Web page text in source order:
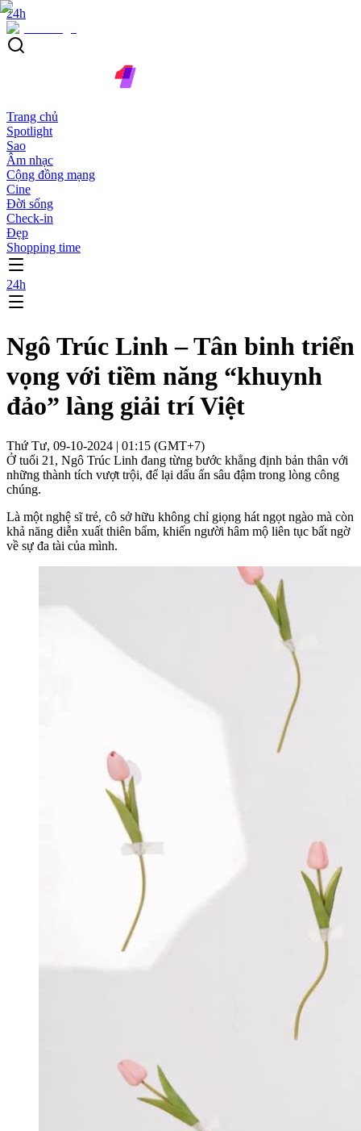
24h
Trang chủ
Spotlight
Sao
Âm nhạc
Cộng đồng mạng
Cine
Đời sống
Check-in
Đẹp
Shopping time
24h
Ngô Trúc Linh – Tân binh triển
vọng với tiềm năng “khuynh
đảo” làng giải trí Việt
Thứ Tư, 09-10-2024 | 01:15 (GMT+7)
Ở tuổi 21, Ngô Trúc Linh đang từng bước khẳng định bản thân với
những thành tích vượt trội, để lại dấu ấn sâu đậm trong lòng công
chúng.
Là một nghệ sĩ trẻ, cô sở hữu không chỉ giọng hát ngọt ngào mà còn
khả năng diễn xuất thiên bẩm, khiến người hâm mộ liên tục bất ngờ
về sự đa tài của mình.